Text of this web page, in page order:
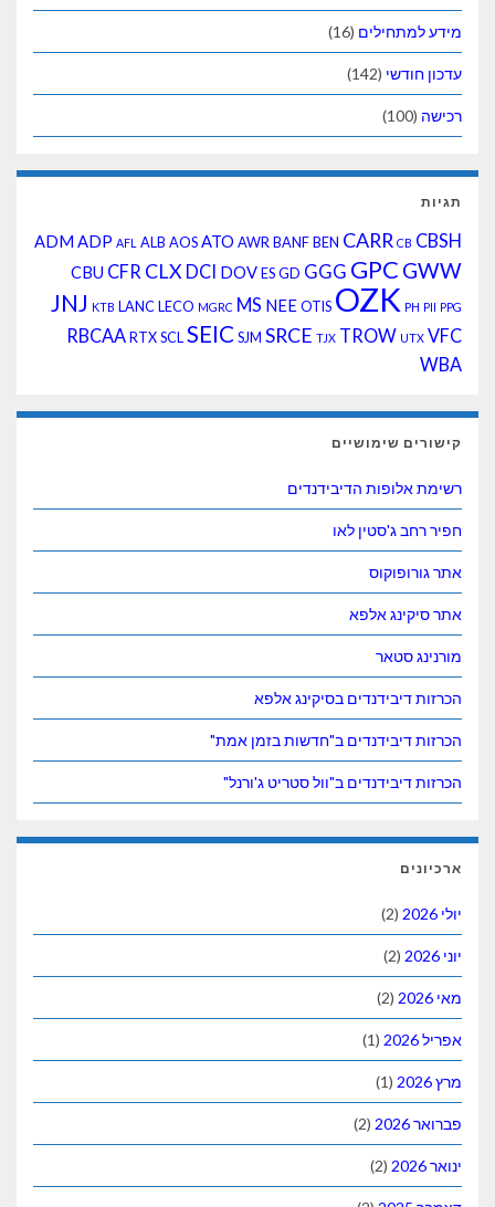
מידע למתחילים (16)
עדכון חודשי (142)
רכישה (100)
תגיות
ADM ADP AFL ALB AOSATO AWR BANFBEN CARR CB CBSH
CBU CFR CLX DCI DOVESGD GGG GPC GWW
JNJ KTB LANCLECO MGRC MS NEEOTIS OZK PH PII PPG
RBCAARTXSCLSEIC SJM SRCE TJX TROW UTX VFC
WBA
קישורים שימושיים
רשימת אלופות הדיבידנדים
חפיר רחב ג'סטין לאו
אתר גורופוקוס
אתר סיקינג אלפא
מורנינג סטאר
הכרזות דיבידנדים בסיקינג אלפא
הכרזות דיבידנדים ב"חדשות בזמן אמת"
הכרזות דיבידנדים ב"וול סטריט ג'ורנל"
ארכיונים
יולי 2026 (2)
יוני 2026 (2)
מאי 2026 (2)
אפריל 2026 (1)
מרץ 2026 (1)
פברואר 2026 (2)
ינואר 2026 (2)